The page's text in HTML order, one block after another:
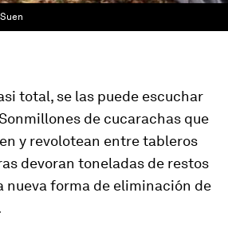
total, se las puede escuchar
de cucarachas que
y revolotean entre tableros
devoran toneladas de restos
nueva forma de eliminación de